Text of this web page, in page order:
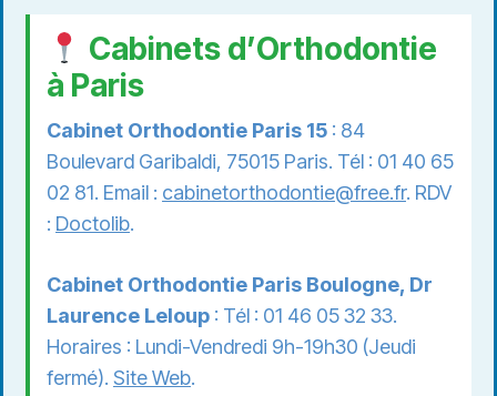
Cabinets d’Orthodontie
à Paris
Cabinet Orthodontie Paris 15 : 84
Boulevard Garibaldi, 75015 Paris. Tél : 01 40 65
02 81. Email : cabinetorthodontie@free.fr. RDV
: Doctolib.
Cabinet Orthodontie Paris Boulogne, Dr
Laurence Leloup : Tél : 01 46 05 32 33.
Horaires : Lundi-Vendredi 9h-19h30 (Jeudi
fermé). Site Web.